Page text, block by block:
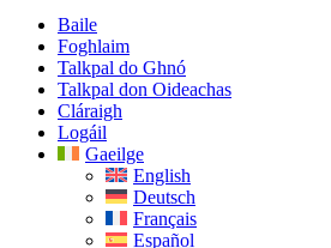
Baile
Foghlaim
Talkpal do Ghnó
Talkpal don Oideachas
Cláraigh
Logáil
Gaeilge
English
Deutsch
Français
Español